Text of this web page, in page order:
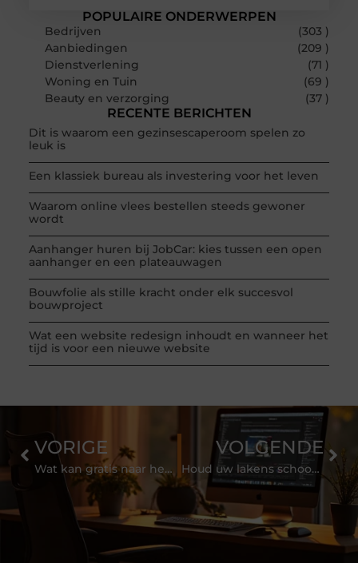
POPULAIRE ONDERWERPEN
Bedrijven
(303 )
Aanbiedingen
(209 )
Dienstverlening
(71 )
Woning en Tuin
(69 )
Beauty en verzorging
(37 )
RECENTE BERICHTEN
Dit is waarom een gezinsescaperoom spelen zo
leuk is
Een klassiek bureau als investering voor het leven
Waarom online vlees bestellen steeds gewoner
wordt
Aanhanger huren bij JobCar: kies tussen een open
aanhanger en een plateauwagen
Bouwfolie als stille kracht onder elk succesvol
bouwproject
Wat een website redesign inhoudt en wanneer het
tijd is voor een nieuwe website
VORIGE
Wat kan gratis naar het milieupark?
VOLGENDE
Houd uw lakens schoon dankzij een wasbare onderlegger voor uw bed